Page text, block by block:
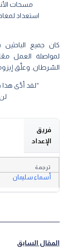
مسحات
استعداد
كان جميع
السّرطان. وعلَّق
“لقد أدَّى هذا
فريق
الإعداد
ترجمة
أسماء سليمان
المقال السابق